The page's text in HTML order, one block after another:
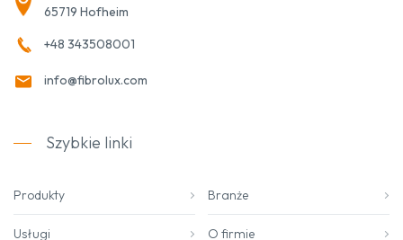
65719 Hofheim
+48 343508001
info@fibrolux.com
Szybkie linki
Produkty Branże
Usługi O firmie